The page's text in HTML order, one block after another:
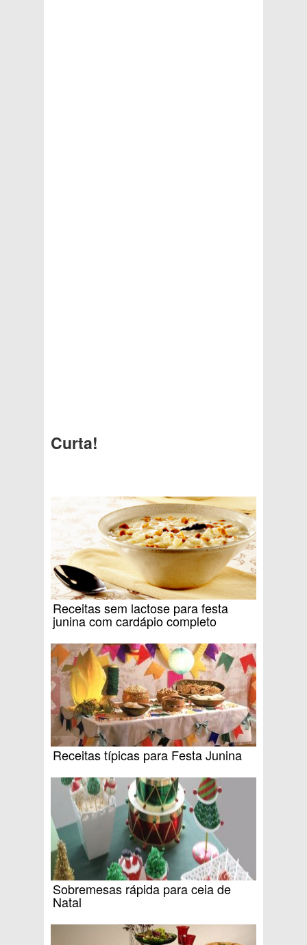
Curta!
Receitas sem lactose para festa
junina com cardápio completo
Receitas típicas para Festa Junina
Sobremesas rápida para ceia de
Natal